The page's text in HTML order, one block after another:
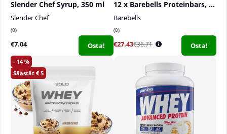
Slender Chef Syrup, 350 ml
Slender Chef
0
€7.04 Osta!
12 x Barebells Proteinbars, 55 g
Barebells
0
€27.43€36.71 Osta!
14
5